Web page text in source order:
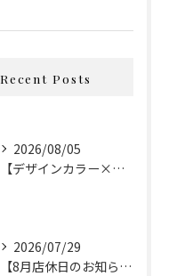
Recent Posts
2026/08/05
【デザインカラー×カット】
2026/07/29
【8月店休日のお知らせ】